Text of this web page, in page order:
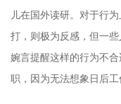
儿在国外读研。对于行
打，则极为反感，但一
婉言提醒这样的行为不
职，因为无法想象日后